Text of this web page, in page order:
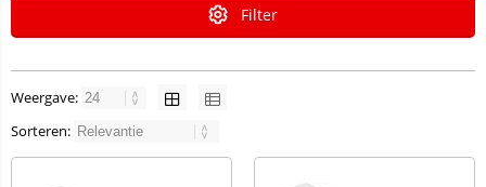
Filter
Weergave:
Sorteren: